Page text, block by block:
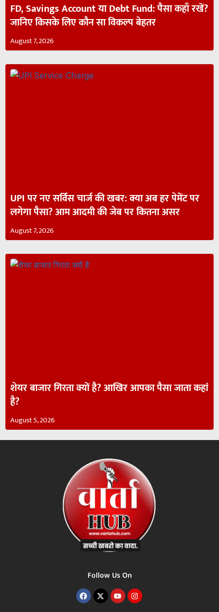
FD, Savings Account या Debt Fund: पैसा कहाँ रखें?
जानिए किसके लिए कौन सा विकल्प बेहतर
August 7, 2026
UPI पर नए सर्विस चार्ज की खबर: क्या अब हर पेमेंट पर
लगेगा पैसा? आम आदमी की जेब पर कितना असर
August 7, 2026
शेयर बाजार गिरता क्यों है? आखिर आपका पैसा जाता कहां
है?
August 5, 2026
Follow Us On